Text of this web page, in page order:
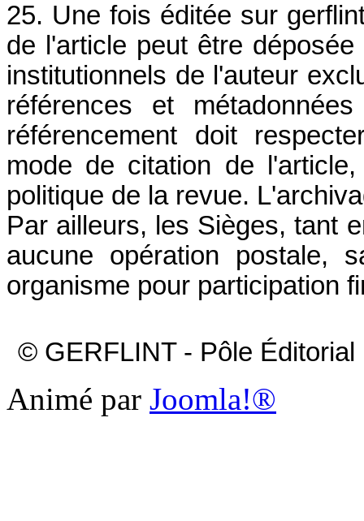
25. Une fois éditée sur
de l'article peut être
institutionnels de l'auteur
références et
référencement doit
mode de citation de
politique de la revue.
Par ailleurs, les Sièges, tant
aucune opération postale,
organisme pour participation
© GERFLINT - Pôle
Animé par Joomla!®